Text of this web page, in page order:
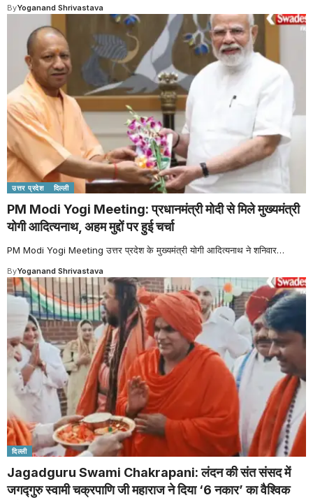
ByYoganand Shrivastava
उत्तर प्रदेश दिल्ली
PM Modi Yogi Meeting: प्रधानमंत्री मोदी से मिले मुख्यमंत्री
योगी आदित्यनाथ, अहम मुद्दों पर हुई चर्चा
PM Modi Yogi Meeting उत्तर प्रदेश के मुख्यमंत्री योगी आदित्यनाथ ने शनिवार…
ByYoganand Shrivastava
दिल्ली
Jagadguru Swami Chakrapani: लंदन की संत संसद में
जगद्गुरु स्वामी चक्रपाणि जी महाराज ने दिया ‘6 नकार’ का वैश्विक